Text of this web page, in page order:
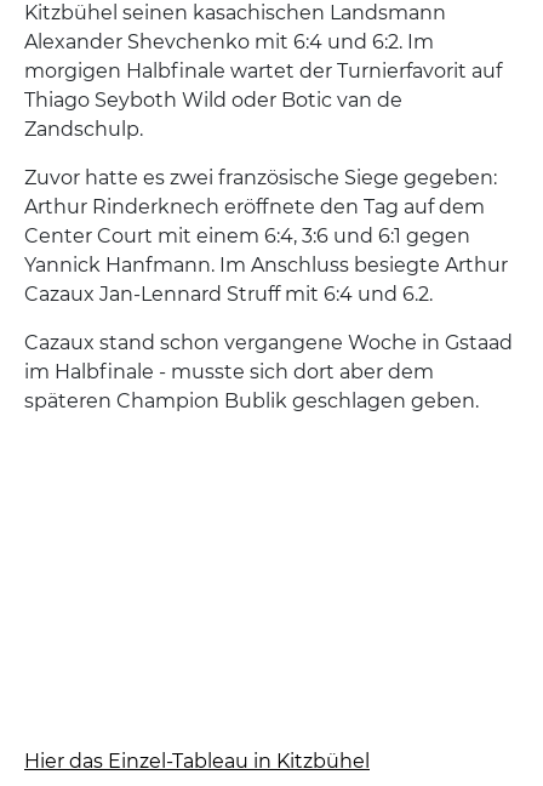
Kitzbühel seinen kasachischen Landsmann
Alexander Shevchenko mit 6:4 und 6:2. Im
morgigen Halbfinale wartet der Turnierfavorit auf
Thiago Seyboth Wild oder Botic van de
Zandschulp.
Zuvor hatte es zwei französische Siege gegeben:
Arthur Rinderknech eröffnete den Tag auf dem
Center Court mit einem 6:4, 3:6 und 6:1 gegen
Yannick Hanfmann. Im Anschluss besiegte Arthur
Cazaux Jan-Lennard Struff mit 6:4 und 6.2.
Cazaux stand schon vergangene Woche in Gstaad
im Halbfinale - musste sich dort aber dem
späteren Champion Bublik geschlagen geben.
Hier das Einzel-Tableau in Kitzbühel